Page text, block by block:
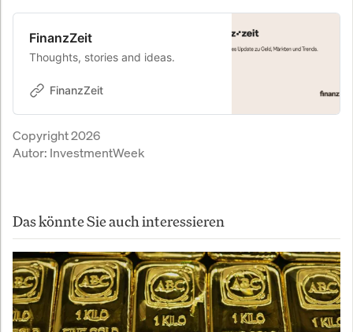
FinanzZeit
Thoughts, stories and ideas.
FinanzZeit
Copyright 2026
Autor: InvestmentWeek
Das könnte Sie auch interessieren